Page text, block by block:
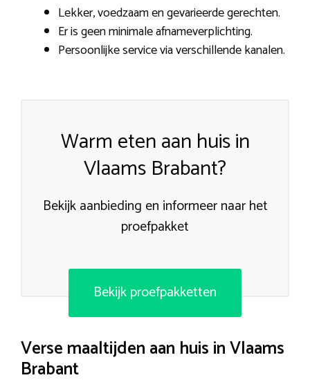
Lekker, voedzaam en gevarieerde gerechten.
Er is geen minimale afnameverplichting.
Persoonlijke service via verschillende kanalen.
Warm eten aan huis in
Vlaams Brabant?
Bekijk aanbieding en informeer naar het
proefpakket
Bekijk proefpakketten
Verse maaltijden aan huis in Vlaams
Brabant